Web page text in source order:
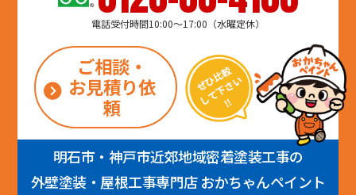
電話受付時間10:00～17:00（水曜定休）
ご相談・
お見積り依
頼
明石市・神戸市近郊地域密着塗装工事の
外壁塗装・屋根工事専門店 おかちゃんペイント